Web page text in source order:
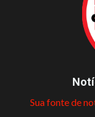
Sua fonte de